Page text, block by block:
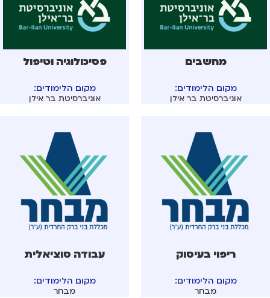
מחשבים
מקום הלימודים:
אוניברסיטת בר אילן
פסיכולוגיה וטיפול
מקום הלימודים:
אוניברסיטת בר אילן
ריפוי בעיסוק
מקום הלימודים:
מבחר
עבודה סוציאלית
מקום הלימודים:
מבחר